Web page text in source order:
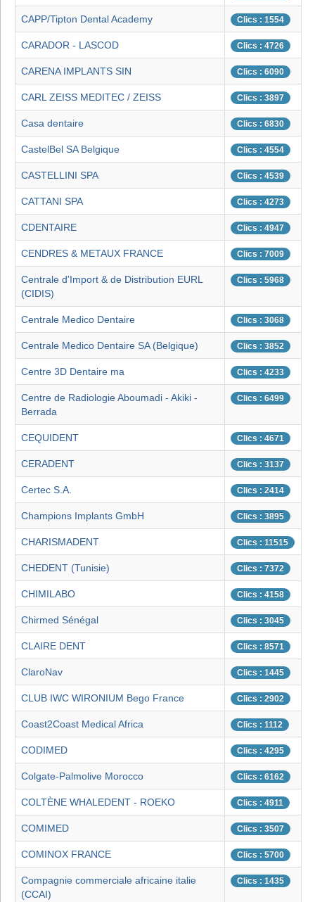
CAPP/Tipton Dental Academy Clics : 1554
CARADOR - LASCOD Clics : 4726
CARENA IMPLANTS SIN Clics : 6090
CARL ZEISS MEDITEC / ZEISS Clics : 3897
Casa dentaire Clics : 6830
CastelBel SA Belgique Clics : 4554
CASTELLINI SPA Clics : 4539
CATTANI SPA Clics : 4273
CDENTAIRE Clics : 4947
CENDRES & METAUX FRANCE Clics : 7009
Centrale d'Import & de Distribution EURL
(CIDIS)
Clics : 5968
Centrale Medico Dentaire Clics : 3068
Centrale Medico Dentaire SA (Belgique) Clics : 3852
Centre 3D Dentaire ma Clics : 4233
Centre de Radiologie Aboumadi - Akiki -
Berrada
Clics : 6499
CEQUIDENT Clics : 4671
CERADENT Clics : 3137
Certec S.A. Clics : 2414
Champions Implants GmbH Clics : 3895
CHARISMADENT Clics : 11515
CHEDENT (Tunisie) Clics : 7372
CHIMILABO Clics : 4158
Chirmed Sénégal Clics : 3045
CLAIRE DENT Clics : 8571
ClaroNav Clics : 1445
CLUB IWC WIRONIUM Bego France Clics : 2902
Coast2Coast Medical Africa Clics : 1112
CODIMED Clics : 4295
Colgate-Palmolive Morocco Clics : 6162
COLTÈNE WHALEDENT - ROEKO Clics : 4911
COMIMED Clics : 3507
COMINOX FRANCE Clics : 5700
Compagnie commerciale africaine italie
(CCAI)
Clics : 1435